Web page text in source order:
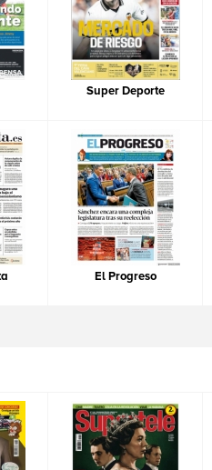
Super Deporte
El Progreso